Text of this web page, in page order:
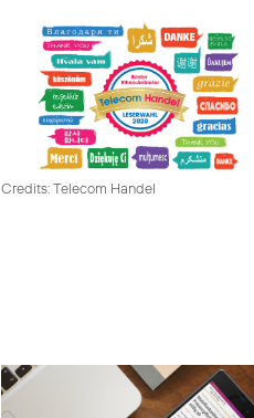
Credits: Telecom Handel